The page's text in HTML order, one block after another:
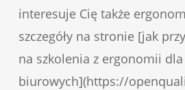
interesuje Cię także
szczegóły na stronie [jak
na szkolenia z ergonomii
biurowych](https://